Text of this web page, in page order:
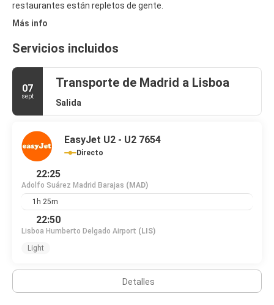
restaurantes están repletos de gente.
Más info
Servicios incluidos
07
sept
Transporte de Madrid a Lisboa
Salida
EasyJet U2 - U2 7654
Directo
22:25
Adolfo Suárez Madrid Barajas (MAD)
1h 25m
22:50
Lisboa Humberto Delgado Airport (LIS)
Light
Detalles